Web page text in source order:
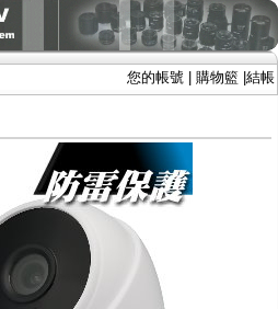
您的帳號 購物籃 結帳
騎樓、室內外)